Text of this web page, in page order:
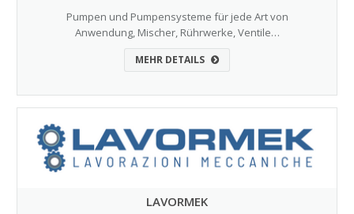
Pumpen und Pumpensysteme für jede Art von
Anwendung, Mischer, Rührwerke, Ventile…
MEHR DETAILS
LAVORMEK